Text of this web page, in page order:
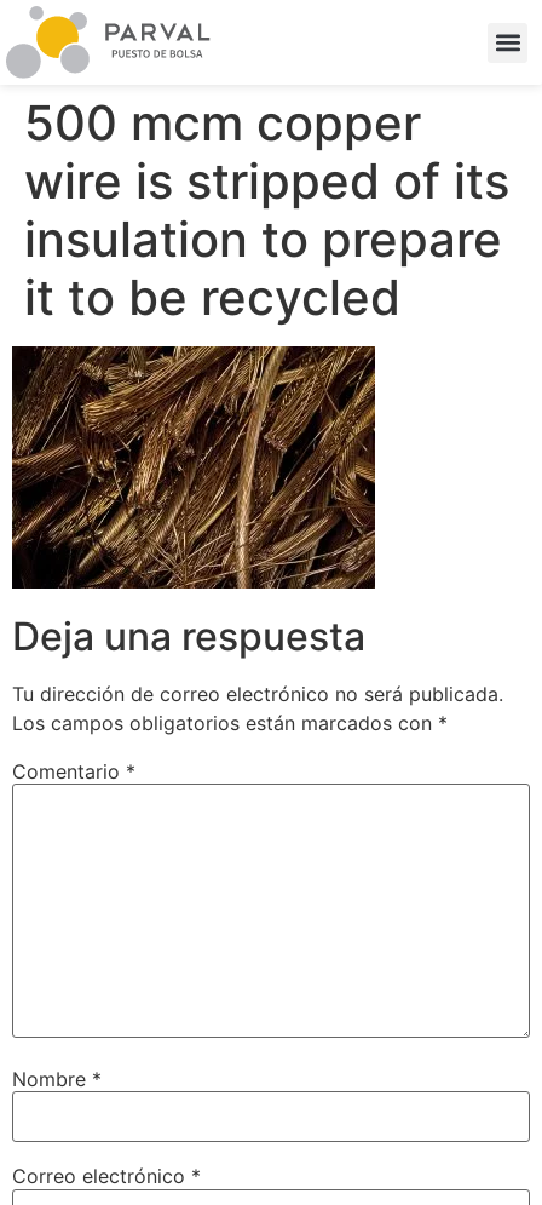
500 mcm copper
wire is stripped of its
insulation to prepare
it to be recycled
Deja una respuesta
Tu dirección de correo electrónico no será publicada.
Los campos obligatorios están marcados con *
Comentario *
Nombre *
Correo electrónico *